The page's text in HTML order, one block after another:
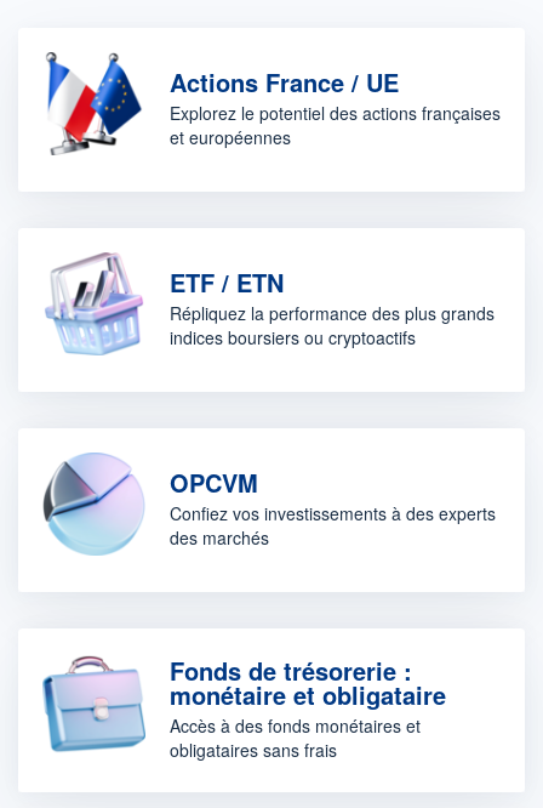
Actions France / UE
Explorez le potentiel des actions françaises
et européennes
ETF / ETN
Répliquez la performance des plus grands
indices boursiers ou cryptoactifs
OPCVM
Confiez vos investissements à des experts
des marchés
Fonds de trésorerie :
monétaire et obligataire
Accès à des fonds monétaires et
obligataires sans frais